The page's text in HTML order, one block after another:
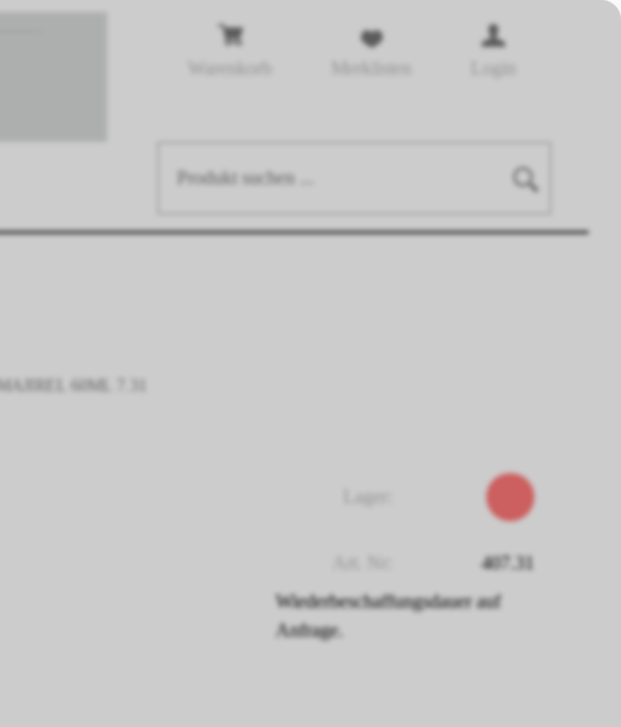
MAJIREL 60ML 7.31
407.31
Wiederbeschaffungsdauer auf
Anfrage.